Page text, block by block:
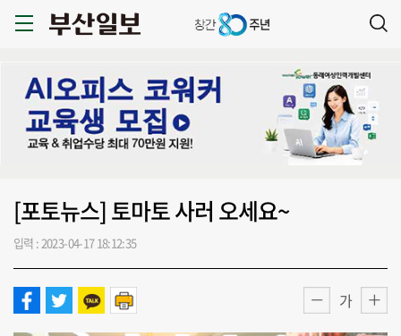
[포토뉴스] 토마토 사러 오세요~
입력 : 2023-04-17 18:12:35
가